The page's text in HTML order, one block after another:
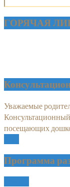
ГОРЯЧАЯ
Уважаемые
посещающих
Программа